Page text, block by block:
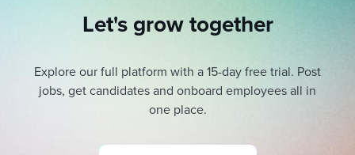
Let's grow together
Explore our full platform with a 15-day free trial. Post
jobs, get candidates and onboard employees all in
one place.